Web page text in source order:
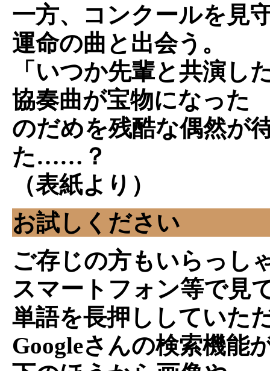
一方、コンクールを見
運命の曲と出会う。
「いつか先輩と共演し
協奏曲が宝物になった
のだめを残酷な偶然が
た……？
（表紙より）
お試しください
ご存じの方もいらっし
スマートフォン等で見
単語を長押ししていた
Googleさんの検索機能